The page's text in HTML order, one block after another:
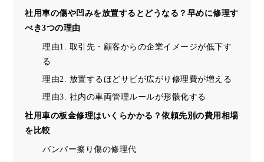
社用車の傷や凹みを放置するとどうなる？早めに修理す
べき3つの理由
理由1. 取引先・顧客からの企業イメージが低下す
る
理由2. 放置するほどサビが広がり修理費が増える
理由3. 社内の車両管理ルールが形骸化する
社用車の板金修理はいくらかかる？依頼先別の費用相場
を比較
バンパー擦り傷の修理代